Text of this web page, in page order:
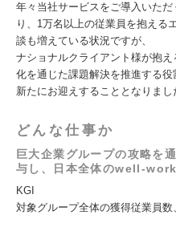
年々当社サービスをご導入いた
り、1万名以上の従業員を抱える
談も増えている状況ですが、
ナショナルクライアント様が抱
化を通じた課題解決を推進する役
新たにお迎えすることとなりまし
どんな仕事か
巨大企業グループの攻略を
与し、日本全体のwell-
KGI
対象グループ全体の獲得従業員